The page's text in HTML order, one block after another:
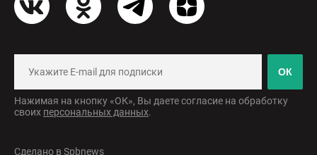
ОК
Нажимая на кнопку «ОК», Вы даете согласие на обработку
своих персональных данных.
Сделано вSpbnews